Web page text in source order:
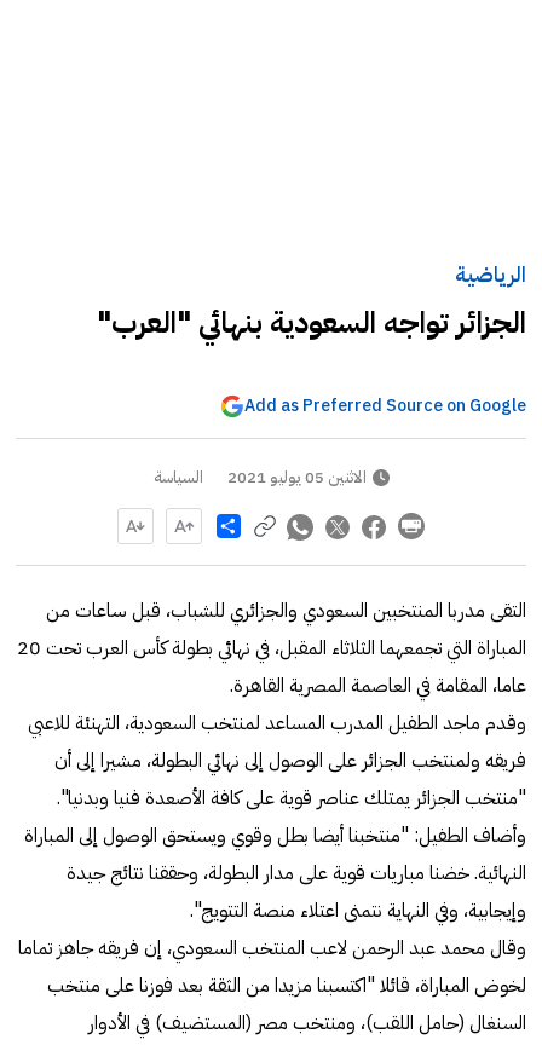
الرياضية
الجزائر تواجه السعودية بنهائي "العرب"
Add as Preferred Source on Google
الاثنين 05 يوليو 2021 السياسة
Share
التقى مدربا المنتخبين السعودي والجزائري للشباب، قبل ساعات من
المباراة التي تجمعهما الثلاثاء المقبل، في نهائي بطولة كأس العرب تحت 20
عاما، المقامة في العاصمة المصرية القاهرة.
وقدم ماجد الطفيل المدرب المساعد لمنتخب السعودية، التهنئة للاعبي
فريقه ولمنتخب الجزائر على الوصول إلى نهائي البطولة، مشيرا إلى أن
"منتخب الجزائر يمتلك عناصر قوية على كافة الأصعدة فنيا وبدنيا".
وأضاف الطفيل: "منتخبنا أيضا بطل وقوي ويستحق الوصول إلى المباراة
النهائية. خضنا مباريات قوية على مدار البطولة، وحققنا نتائج جيدة
وإيجابية، وفي النهاية نتمنى اعتلاء منصة التتويج".
وقال محمد عبد الرحمن لاعب المنتخب السعودي، إن فريقه جاهز تماما
لخوض المباراة، قائلا "اكتسبنا مزيدا من الثقة بعد فوزنا على منتخب
السنغال (حامل اللقب)، ومنتخب مصر (المستضيف) في الأدوار